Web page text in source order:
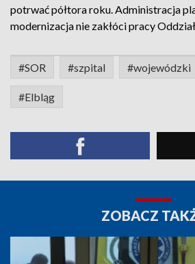
potrwać półtora roku. Administracja
modernizacja nie zakłóci pracy
#SOR #szpital #wojewódzki
#Elbląg
ZOBACZ